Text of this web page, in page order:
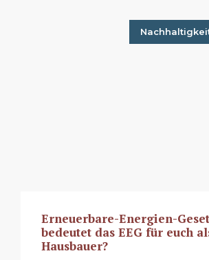
Erneuerbare-Energien-
bedeutet das EEG für euch
Hausbauer?